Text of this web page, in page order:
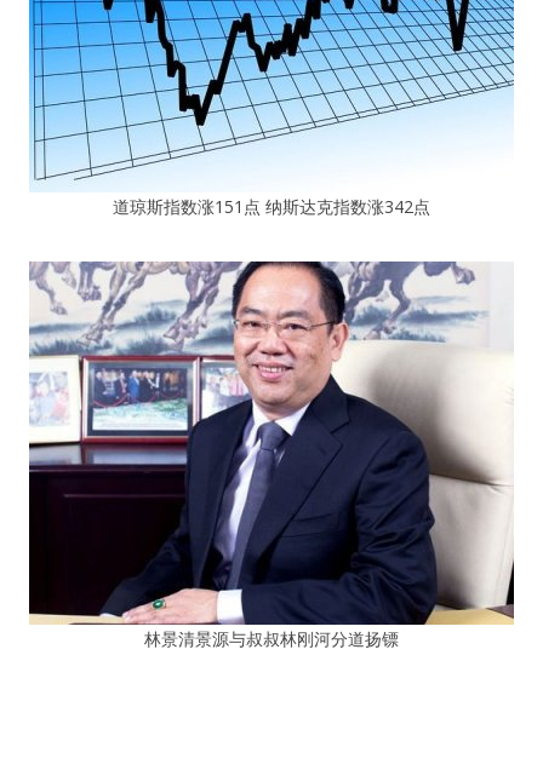
道琼斯指数涨151点 纳斯达克指数涨342点
林景清景源与叔叔林刚河分道扬镖